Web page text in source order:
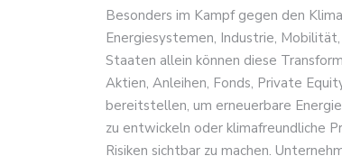
Besonders im Kampf gegen den
Energiesystemen, Industrie,
Staaten allein können diese
Aktien, Anleihen, Fonds, Private
bereitstellen, um erneuerbare
zu entwickeln oder klimafreundliche
Risiken sichtbar zu machen.